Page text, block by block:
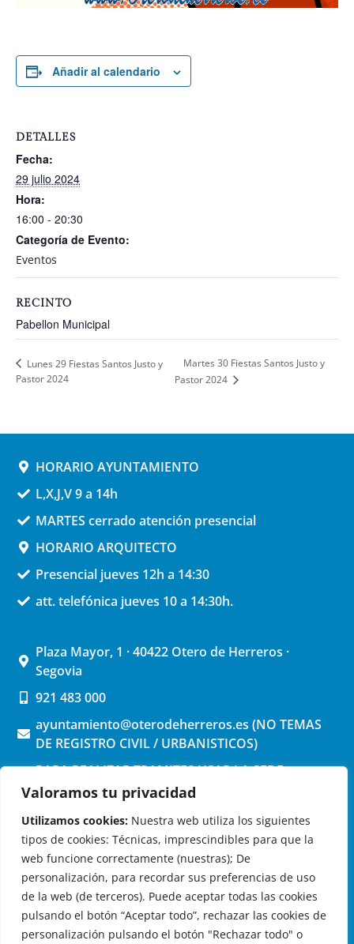
Valoramos tu privacidad
Utilizamos cookies: Nuestra web utiliza los siguientes
tipos de cookies: Técnicas, imprescindibles para que la
web funcione correctamente (nuestras); De
personalización, para recordar sus preferencias de uso
de la web (de terceros). Puede aceptar todas las cookies
pulsando el botón “Aceptar todo”, rechazar las cookies de
personalización pulsando el botón "Rechazar todo" o
Añadir al calendario
DETALLES
Fecha:
29 julio 2024
Hora:
16:00 - 20:30
Categoría de Evento:
Eventos
RECINTO
Pabellon Municipal
Lunes 29 Fiestas Santos Justo y
Pastor 2024
Martes 30 Fiestas Santos Justo y
Pastor 2024
HORARIO AYUNTAMIENTO
L,X,J,V 9 a 14h
MARTES cerrado atención presencial
HORARIO ARQUITECTO
Presencial jueves 12h a 14:30
att. telefónica jueves 10 a 14:30h.
Plaza Mayor, 1 · 40422 Otero de Herreros ·
Segovia
921 483 000
ayuntamiento@oterodeherreros.es (NO TEMAS
DE REGISTRO CIVIL / URBANISTICOS)
PARA REALIZAR TRAMITES USAR LA SEDE
ELECTRONICA (pinchar aquí)
OTERO DE HERREROS EN LAS REDES